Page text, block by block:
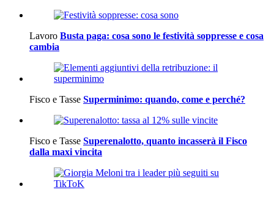
Lavoro Busta paga: cosa sono le festività soppresse e cosa
cambia
Fisco e Tasse Superminimo: quando, come e perché?
Fisco e Tasse Superenalotto, quanto incasserà il Fisco
dalla maxi vincita